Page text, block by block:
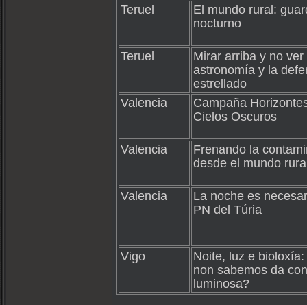
Teruel
El mundo rural:
nocturno
Teruel
Mirar arriba y no ver
astronomía y la
estrellado
Valencia
Campaña
Cielos Oscuros
Valencia
Frenando la
desde el mundo
Valencia
La noche es
PN del Túria
Vigo
Noite, luz e
non sabemos da
luminosa?